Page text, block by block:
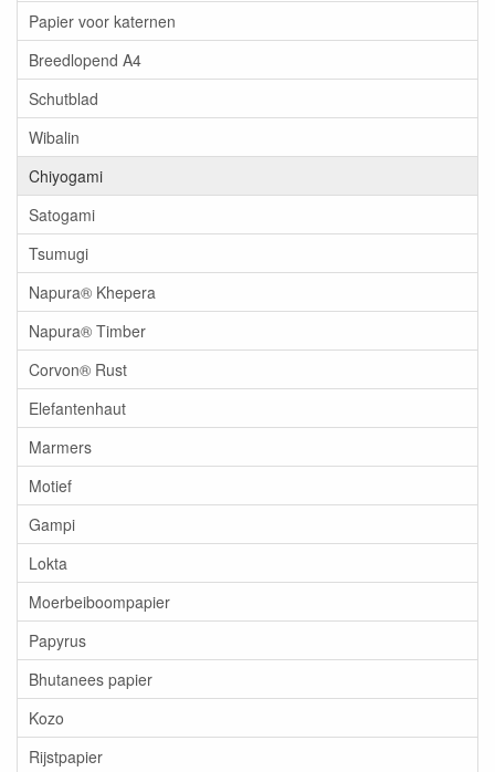
Papier voor katernen
Breedlopend A4
Schutblad
Wibalin
Chiyogami
Satogami
Tsumugi
Napura® Khepera
Napura® Timber
Corvon® Rust
Elefantenhaut
Marmers
Motief
Gampi
Lokta
Moerbeiboompapier
Papyrus
Bhutanees papier
Kozo
Rijstpapier